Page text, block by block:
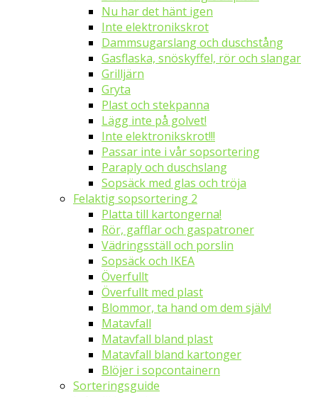
Nu har det hänt igen
Inte elektronikskrot
Dammsugarslang och duschstång
Gasflaska, snöskyffel, rör och slangar
Grilljärn
Gryta
Plast och stekpanna
Lägg inte på golvet!
Inte elektronikskrot!!!
Passar inte i vår sopsortering
Paraply och duschslang
Sopsäck med glas och tröja
Felaktig sopsortering 2
Platta till kartongerna!
Rör, gafflar och gaspatroner
Vädringsställ och porslin
Sopsäck och IKEA
Överfullt
Överfullt med plast
Blommor, ta hand om dem själv!
Matavfall
Matavfall bland plast
Matavfall bland kartonger
Blöjer i sopcontainern
Sorteringsguide